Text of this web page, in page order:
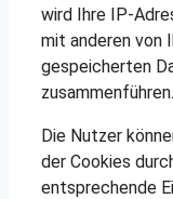
wird Ihre IP-
mit anderen von
gespeicherten
zusammenführen.
Die Nutzer
der Cookies
entsprechende